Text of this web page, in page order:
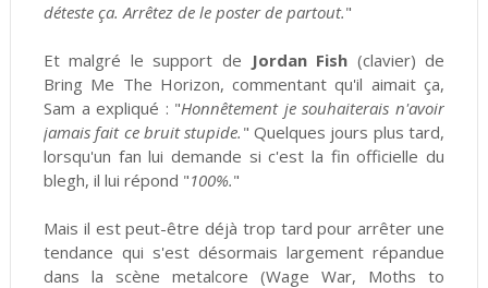
déteste ça. Arrêtez de le poster de partout."
Et malgré le support de Jordan Fish (clavier) de
Bring Me The Horizon, commentant qu'il aimait ça,
Sam a expliqué : "Honnêtement je souhaiterais n'avoir
jamais fait ce bruit stupide. " Quelques jours plus tard,
lorsqu'un fan lui demande si c'est la fin officielle du
blegh, il lui répond "100%."
Mais il est peut-être déjà trop tard pour arrêter une
tendance qui s'est désormais largement répandue
dans la scène metalcore (Wage War, Moths to